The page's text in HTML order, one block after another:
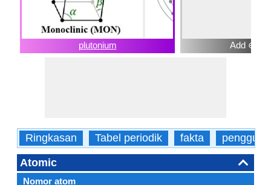
plutonium Add ⊕
Ringkasan Tabel periodik fakta
Atomic
Nomor atom